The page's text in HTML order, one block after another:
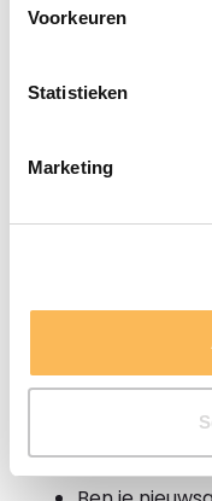
Voorkeuren
Statistieken
Marketing
DRUKKERIJ DE BIJ!
Open